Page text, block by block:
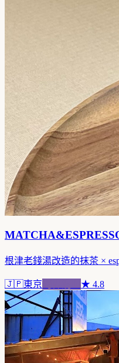
根津老錢湯改造的抹茶 ×
🇯🇵東京 ★ 4.8